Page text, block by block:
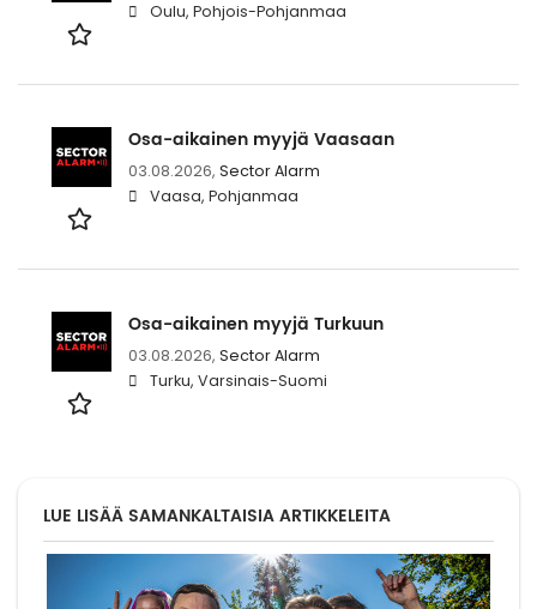
Oulu, Pohjois-Pohjanmaa
Osa-aikainen myyjä Vaasaan
03.08.2026, Sector Alarm
Vaasa, Pohjanmaa
Osa-aikainen myyjä Turkuun
03.08.2026, Sector Alarm
Turku, Varsinais-Suomi
LUE LISÄÄ SAMANKALTAISIA ARTIKKELEITA